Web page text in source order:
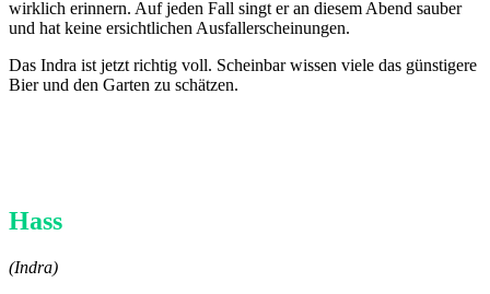
wirklich erinnern. Auf jeden Fall singt er an diesem Abend sauber
und hat keine ersichtlichen Ausfallerscheinungen.
Das Indra ist jetzt richtig voll. Scheinbar wissen viele das günstigere
Bier und den Garten zu schätzen.
Hass
(Indra)